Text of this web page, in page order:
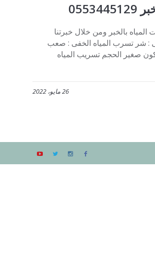
بالخبر ومن خلال خبرتنا
: شر تسرب المياه الخفى : صعب
صغير الحجم تسريب المياه
26 مايو، 2022